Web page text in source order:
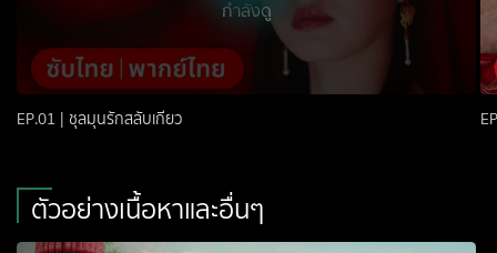
กำลังดู
EP.01 | ชุลมุนรักสลับเกี้ยว
ตัวอย่างเนื้อหาและอื่นๆ